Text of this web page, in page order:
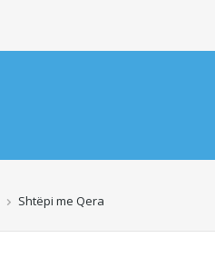
Shtëpi me Qera